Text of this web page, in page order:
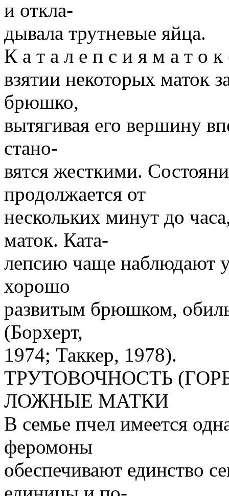
и откла-
дывала трутневые яйца.
К а т а л е п с и я м а т о
взятии некоторых маток
брюшко,
вытягивая его вершину
стано-
вятся жесткими.
продолжается от
нескольких минут до
маток. Ката-
лепсию чаще наблюдают
хорошо
развитым брюшком,
(Борхерт,
1974; Таккер, 1978).
ТРУТОВОЧНОСТЬ
ЛОЖНЫЕ МАТКИ
В семье пчел имеется
феромоны
обеспечивают единство